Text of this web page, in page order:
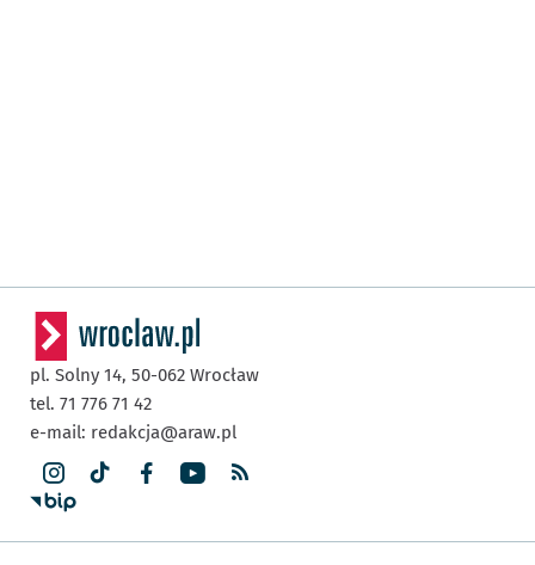
pl. Solny 14, 50-062 Wrocław
tel. 71 776 71 42
e-mail: redakcja@araw.pl